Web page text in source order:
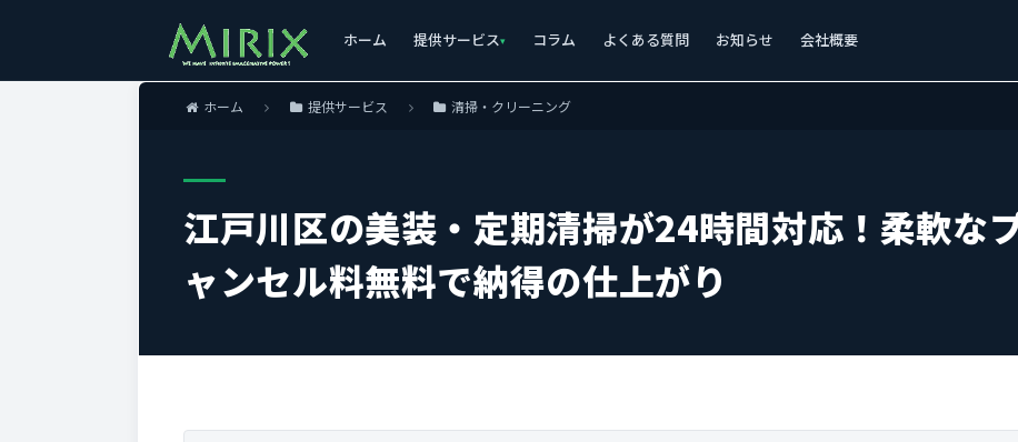
ホーム 提供サービス コラム よくある質問 お知らせ 会社概要
ホーム 提供サービス 清掃・クリーニング
江戸川区の美装・定期清掃が24時間対応！柔軟な
ャンセル料無料で納得の仕上がり